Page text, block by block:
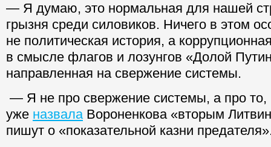
— Я думаю, это нормальная для нашей
грызня среди силовиков. Ничего в этом
не политическая история, а
в смысле флагов и лозунгов «Долой
направленная на свержение системы.
— Я не про свержение системы, а про то,
уже назвалаВороненкова «вторым
пишут о «показательной казни